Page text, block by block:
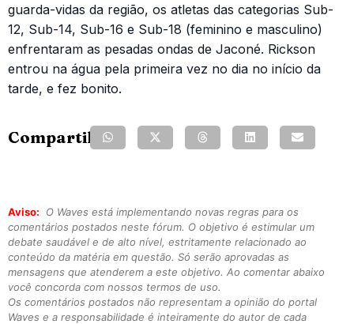
guarda-vidas da região, os atletas das categorias Sub-
12, Sub-14, Sub-16 e Sub-18 (feminino e masculino)
enfrentaram as pesadas ondas de Jaconé. Rickson
entrou na água pela primeira vez no dia no início da
tarde, e fez bonito.
Compartilhe:
Aviso:
O Waves está implementando novas regras para os
comentários postados neste fórum. O objetivo é estimular um
debate saudável e de alto nível, estritamente relacionado ao
conteúdo da matéria em questão. Só serão aprovadas as
mensagens que atenderem a este objetivo. Ao comentar abaixo
você concorda com nossos termos de uso.
Os comentários postados não representam a opinião do portal
Waves e a responsabilidade é inteiramente do autor de cada